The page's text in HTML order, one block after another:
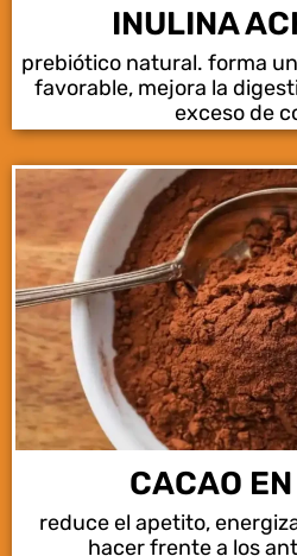
INULINA
prebiótico natural. forma
favorable, mejora la
exceso de
CACAO
reduce el apetito,
hacer frente a los